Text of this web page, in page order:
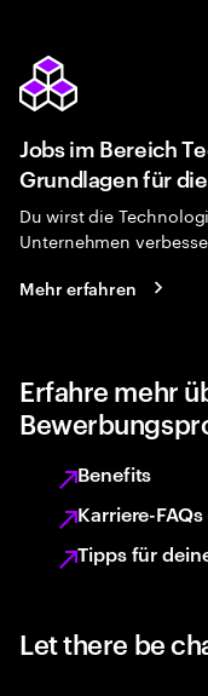
Jobs im Bereich
Grundlagen für
Du wirst die
Unternehmen
Mehr erfahren
Erfahre mehr
Benefits
Karriere-FAQs
Tipps für
Let there be